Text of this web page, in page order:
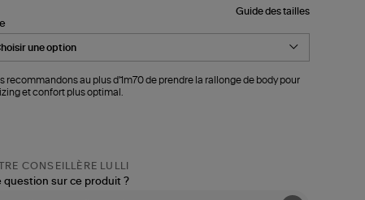
Guide des tailles
recommandons au plus d'1m70 de prendre la rallonge de body pour
et confort plus optimal.
CONSEILLÈRE LULLI
question sur ce produit ?